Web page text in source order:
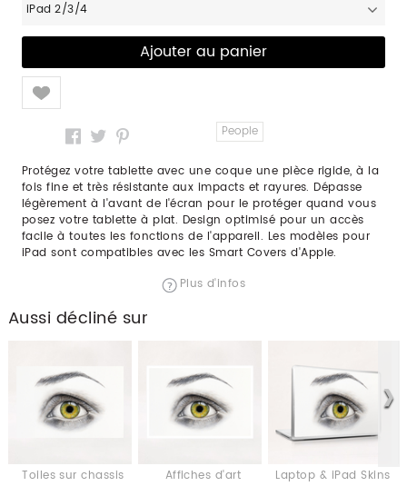
iPad 2/3/4
Like
People
Protégez votre tablette avec une coque une pièce rigide, à la
fois fine et très résistante aux impacts et rayures. Dépasse
légèrement à l'avant de l'écran pour le protéger quand vous
posez votre tablette à plat. Design optimisé pour un accès
facile à toutes les fonctions de l'appareil. Les modèles pour
iPad sont compatibles avec les Smart Covers d'Apple.
Plus d'infos
Aussi décliné sur
Toiles sur chassis Affiches d'art Laptop & iPad Skins